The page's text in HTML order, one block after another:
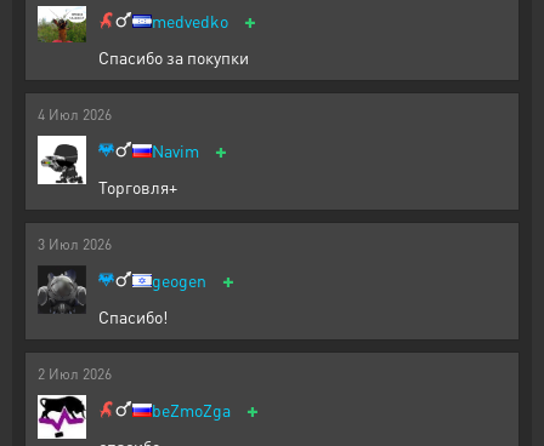
medvedko +
Спасибо за покупки
4 Июл 2026
Navim +
Торговля+
3 Июл 2026
geogen +
Спасибо!
2 Июл 2026
beZmoZga +